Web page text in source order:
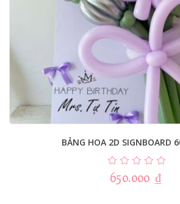
BẢNG HOA 2D SIGNBOARD
650.000 ₫